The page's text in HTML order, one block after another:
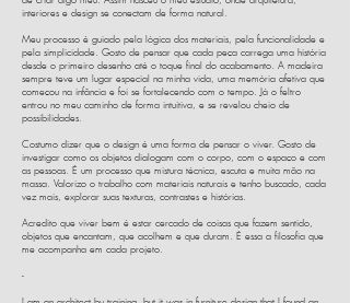
interiores e design se conectam de forma natural.
Meu processo é guiado pela lógica dos materiais, pela funcionalidade e
pela simplicidade. Gosto de pensar que cada peça carrega uma história
desde o primeiro desenho até o toque final do acabamento. A madeira
sempre teve um lugar especial na minha vida, uma memória afetiva que
começou na infância e foi se fortalecendo com o tempo. Já o feltro
entrou no meu caminho de forma intuitiva, e se revelou cheio de
possibilidades.
Costumo dizer que o design é uma forma de pensar o viver. Gosto de
investigar como os objetos dialogam com o corpo, com o espaço e com
as pessoas. É um processo que mistura técnica, escuta e muita mão na
massa. Valorizo o trabalho com materiais naturais e tenho buscado, cada
vez mais, explorar suas texturas, contrastes e histórias.
Acredito que viver bem é estar cercado de coisas que fazem sentido,
objetos que encantam, que acolhem e que duram. É essa a filosofia que
me acompanha em cada projeto.
-